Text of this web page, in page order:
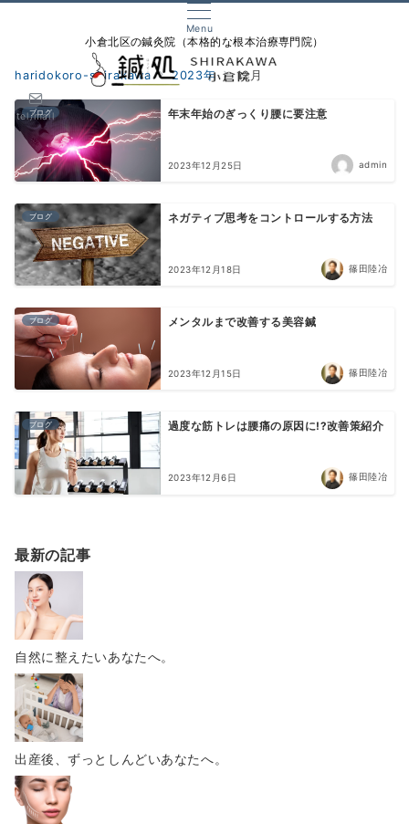
Menu
小倉北区の鍼灸院（本格的な根本治療専門院）
tel/mail
haridokoro-shirakawa 2023年 12月
ブログ 年末年始のぎっくり腰に要注意
2023年12月25日 admin
ブログ ネガティブ思考をコントロールする方法
2023年12月18日 篠田陸冶
ブログ メンタルまで改善する美容鍼
2023年12月15日 篠田陸冶
ブログ 過度な筋トレは腰痛の原因に!?改善策紹介
2023年12月6日 篠田陸冶
最新の記事
自然に整えたいあなたへ。
出産後、ずっとしんどいあなたへ。